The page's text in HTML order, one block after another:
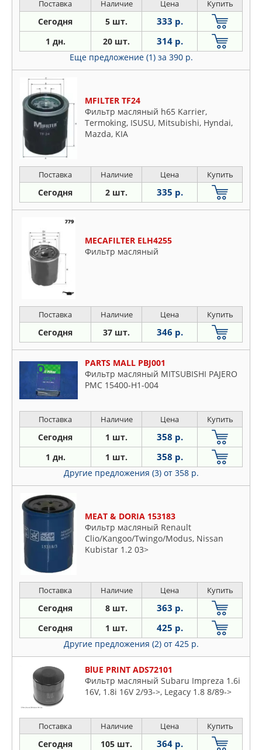
Поставка Наличие Цена Купить
Сегодня 5 шт. 333 р.
1 дн. 20 шт. 314 р.
Еще предложение (1) за 390 р.
MFILTER TF24
Фильтр масляный h65 Karrier,
Termoking, ISUSU, Mitsubishi, Hyndai,
Mazda, KIA
Поставка Наличие Цена Купить
Сегодня 2 шт. 335 р.
MECAFILTER ELH4255
Фильтр масляный
Поставка Наличие Цена Купить
Сегодня 37 шт. 346 р.
PARTS MALL PBJ001
Фильтр масляный MITSUBISHI PAJERO
PMC 15400-H1-004
Поставка Наличие Цена Купить
Сегодня 1 шт. 358 р.
1 дн. 1 шт. 358 р.
Другие предложения (3) от 358 р.
MEAT & DORIA 153183
Фильтр масляный Renault
Clio/Kangoo/Twingo/Modus, Nissan
Kubistar 1.2 03>
Поставка Наличие Цена Купить
Сегодня 8 шт. 363 р.
Сегодня 1 шт. 425 р.
Другие предложения (2) от 425 р.
BlUE PRINT ADS72101
Фильтр масляный Subaru Impreza 1.6i
16V, 1.8i 16V 2/93->, Legacy 1.8 8/89->
Поставка Наличие Цена Купить
Сегодня 105 шт. 364 р.